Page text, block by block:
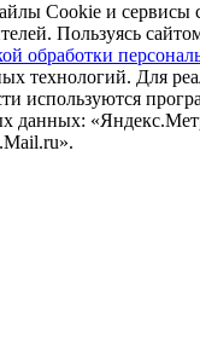
Cookie и сервисы
Пользуясь
обработки
технологий. Для
используются
данных: